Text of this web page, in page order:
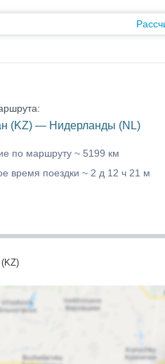
(KZ) — Нидерланды (NL)
по маршруту ~ 5199 км
время поездки ~ 2 д 12 ч 21 м
(KZ)